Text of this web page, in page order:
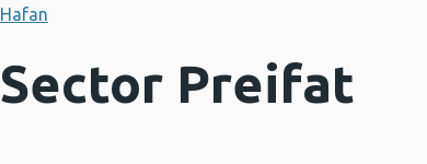
Hafan
Sector Preifat